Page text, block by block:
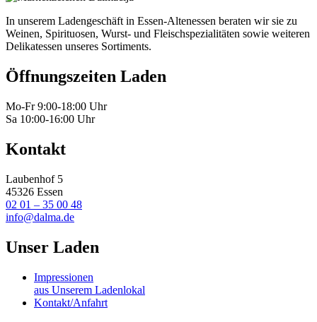
In unserem Ladengeschäft in Essen-Altenessen beraten wir sie zu
Weinen, Spirituosen, Wurst- und Fleischspezialitäten sowie weiteren
Delikatessen unseres Sortiments.
Öffnungszeiten Laden
Mo-Fr 9:00-18:00 Uhr
Sa 10:00-16:00 Uhr
Kontakt
Laubenhof 5
45326 Essen
02 01 – 35 00 48
info@dalma.de
Unser Laden
Impressionen
aus Unserem Ladenlokal
Kontakt/Anfahrt